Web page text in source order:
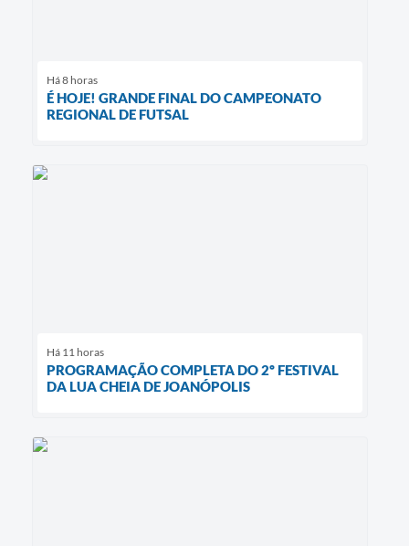
Há 8 horas
É HOJE! GRANDE FINAL DO CAMPEONATO
REGIONAL DE FUTSAL
Há 11 horas
PROGRAMAÇÃO COMPLETA DO 2º FESTIVAL
DA LUA CHEIA DE JOANÓPOLIS